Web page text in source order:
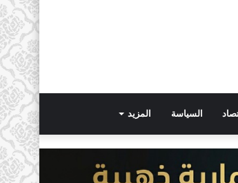
السياسة المزيد